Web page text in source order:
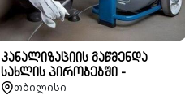
კანალიზაციის გაწმენდა
სახლის პირობებში -
551175188
თბილისი